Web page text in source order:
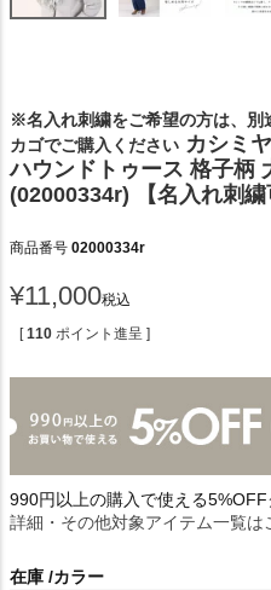
※名入れ刺繍をご希望の方は、別
カゴでご購入ください カシミ
ハウンドトゥース 格子柄
(02000334r) 【名入れ刺繍
商品番号 02000334r
¥11,000税込
[ 110 ポイント進呈 ]
990円以上の購入で使える5%OFF
詳細・その他対象アイテム一覧は
在庫 カラー